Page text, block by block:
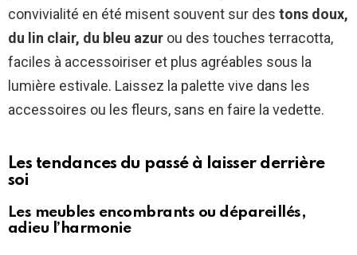
convivialité en été misent souvent sur des tons doux,
du lin clair, du bleu azur ou des touches terracotta,
faciles à accessoiriser et plus agréables sous la
lumière estivale. Laissez la palette vive dans les
accessoires ou les fleurs, sans en faire la vedette.
Les tendances du passé à laisser derrière
soi
Les meubles encombrants ou dépareillés,
adieu l’harmonie